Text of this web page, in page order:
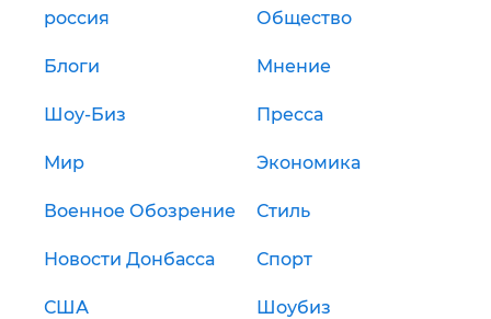
россия Общество
Блоги Мнение
Шоу-Биз Пресса
Мир Экономика
Военное Обозрение Стиль
Новости Донбасса Спорт
США Шоубиз